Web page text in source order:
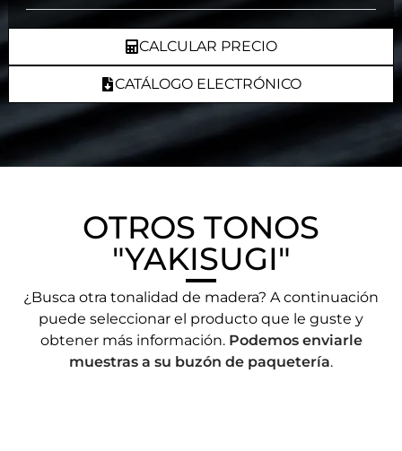
CATÁLOGO ELECTRÓNICO
CALCULAR PRECIO
OTROS TONOS
"YAKISUGI"
¿Busca otra tonalidad de madera? A continuación
puede seleccionar el producto que le guste y
obtener más información. Podemos enviarle
muestras a su buzón de paquetería.